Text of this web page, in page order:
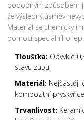
podobným způsobem
že výsledný úsměv
Materiál se chemicky i
pomocí speciálního
Tloušťka: Obvykle
stavu zubu.
Materiál: Nejčastěji
kompozitní
Trvanlivost: